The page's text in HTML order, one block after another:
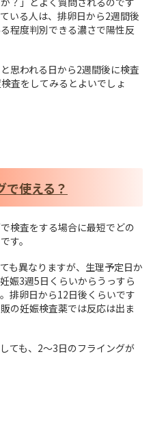
いる人は、排卵日から2週間後
程度判別できる濃さで陽性反
思われる日から2週間後に検査
査をしてみるとよいでしょ
で使える？
検査をする場合に最短でどの
す。
も異なりますが、生理予定日か
娠3週5日くらいからうっすら
排卵日から12日後くらいです
の妊娠検査薬では反応は出ま
ても、2～3日のフライングが